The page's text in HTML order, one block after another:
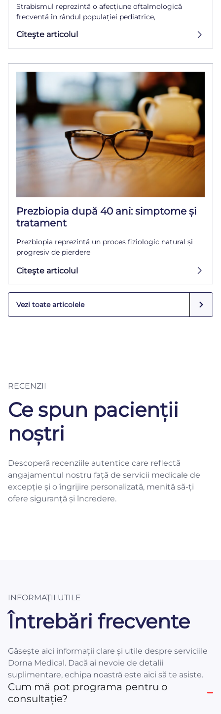
Strabismul reprezintă o afecțiune oftalmologică
frecventă în rândul populației pediatrice,
Citeşte articolul
Prezbiopia după 40 ani: simptome și
tratament
Prezbiopia reprezintă un proces fiziologic natural și
progresiv de pierdere
Citeşte articolul
Vezi toate articolele
RECENZII
Ce spun pacienții
noștri
Descoperă recenziile autentice care reflectă
angajamentul nostru față de servicii medicale de
excepție și o îngrijire personalizată, menită să-ți
ofere siguranță și încredere.
INFORMAŢII UTILE
Întrebări frecvente
Găsește aici informații clare și utile despre serviciile
Dorna Medical. Dacă ai nevoie de detalii
suplimentare, echipa noastră este aici să te asiste.
Cum mă pot programa pentru o
consultație?